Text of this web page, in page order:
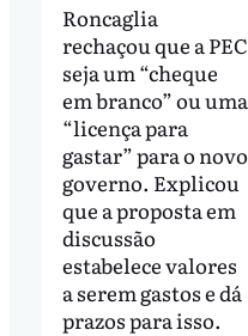
Roncaglia
rechaçou que a PEC
seja um “cheque
em branco” ou uma
“licença para
gastar” para o novo
governo. Explicou
que a proposta em
discussão
estabelece valores
a serem gastos e dá
prazos para isso.